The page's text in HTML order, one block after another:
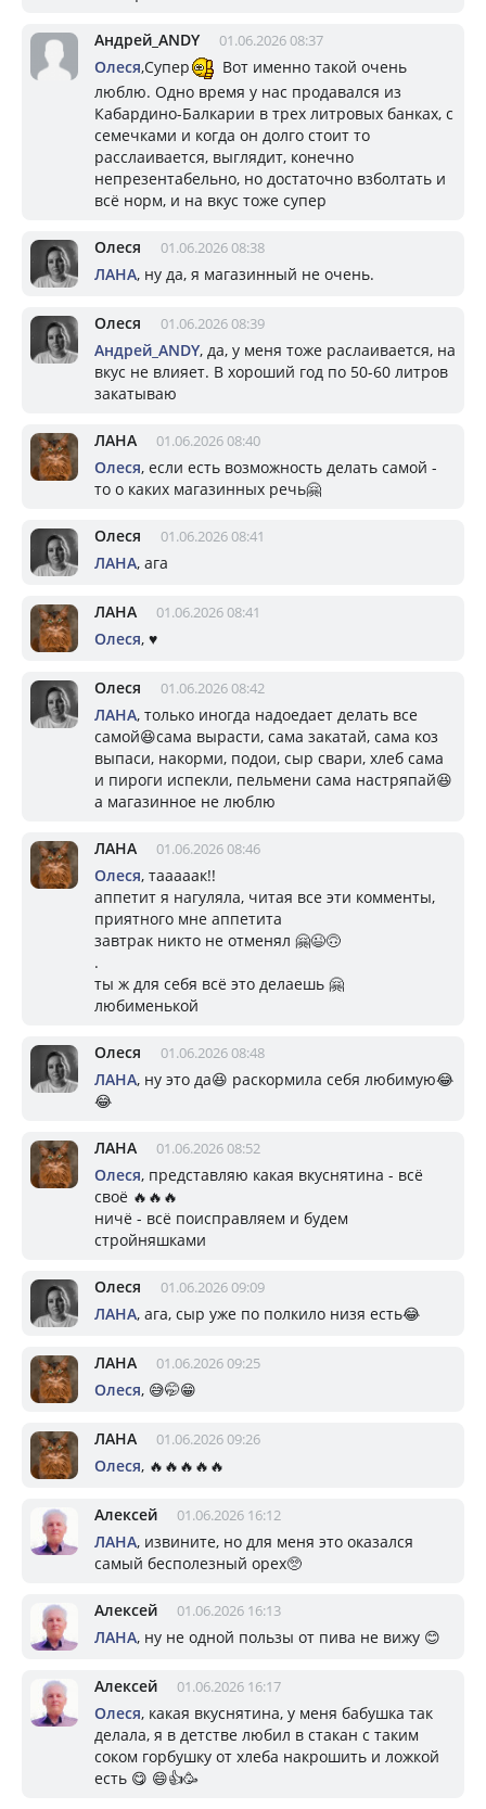
Андрей_ANDY 01.06.2026 08:37
Олеся,Супер
Вот именно такой очень
люблю. Одно время у нас продавался из
Кабардино-Балкарии в трех литровых банках, с
семечками и когда он долго стоит то
расслаивается, выглядит, конечно
непрезентабельно, но достаточно взболтать и
всё норм, и на вкус тоже супер
Олеся 01.06.2026 08:38
ЛАНА, ну да, я магазинный не очень.
Олеся 01.06.2026 08:39
Андрей_ANDY, да, у меня тоже раслаивается, на
вкус не влияет. В хороший год по 50-60 литров
закатываю
ЛАНА 01.06.2026 08:40
Олеся, если есть возможность делать самой -
то о каких магазинных речь🤗
Олеся 01.06.2026 08:41
ЛАНА, ага
ЛАНА 01.06.2026 08:41
Олеся, ♥️
Олеся 01.06.2026 08:42
ЛАНА, только иногда надоедает делать все
самой😆сама вырасти, сама закатай, сама коз
выпаси, накорми, подои, сыр свари, хлеб сама
и пироги испекли, пельмени сама настряпай😆
а магазинное не люблю
ЛАНА 01.06.2026 08:46
Олеся, тааааак!!
аппетит я нагуляла, читая все эти комменты,
приятного мне аппетита
завтрак никто не отменял 🤗😉🙃
.
ты ж для себя всё это делаешь 🤗
любименькой
Олеся 01.06.2026 08:48
ЛАНА, ну это да😆 раскормила себя любимую😂
😂
ЛАНА 01.06.2026 08:52
Олеся, представляю какая вкуснятина - всё
своё 🔥🔥🔥
ничё - всё поисправляем и будем
стройняшками
Олеся 01.06.2026 09:09
ЛАНА, ага, сыр уже по полкило низя есть😂
ЛАНА 01.06.2026 09:25
Олеся, 😅🤭😁
ЛАНА 01.06.2026 09:26
Олеся, 🔥🔥🔥🔥🔥
Алексей 01.06.2026 16:12
ЛАНА, извините, но для меня это оказался
самый бесполезный орех🥺
Алексей 01.06.2026 16:13
ЛАНА, ну не одной пользы от пива не вижу 😊
Алексей 01.06.2026 16:17
Олеся, какая вкуснятина, у меня бабушка так
делала, я в детстве любил в стакан с таким
соком горбушку от хлеба накрошить и ложкой
есть 😋 😄👍🥳